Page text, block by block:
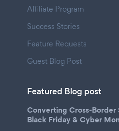
Affiliate Program
Success Stories
Feature Requests
Guest Blog Post
Featured Blog post
Converting Cross-Border
Black Friday & Cyber